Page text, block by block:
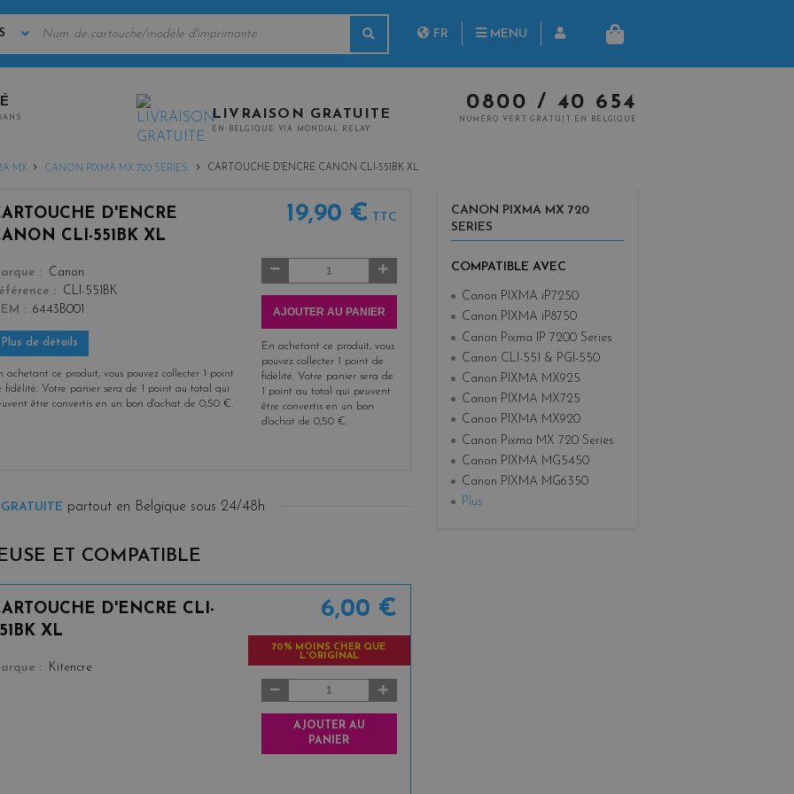
CLÉS
RechercheFR MENU
PANIER
LIVRAISON GRATUITE
EN BELGIQUE VIA MONDIAL RELAY.
0800 / 40 654
NUMÉRO VERT GRATUIT EN BELGIQUE
MX CANON PIXMA MX 720 SERIES CARTOUCHE D'ENCRE CANON CLI-551BK XL
D'ENCRE
CLI-551BK XL
Canon
CLI-551BK
6443B001
Plus de détails
achetant ce produit, vous pouvez collecter
point
fidélité. Votre panier sera de point au total qui
être convertis en un bon d'achat de0,50 €.
19,90 € TTC
AJOUTER AU PANIER
En achetant ce produit, vous
pouvez collecter 1 point de
fidélité. Votre panier sera de
1 point au total qui peuvent
être convertis en un bon
d'achat de 0,50 €.
partout en Belgique sous 24/48h
ET COMPATIBLE
D'ENCRE CLI-
XL
Kitencre
6,00 €
70% MOINS CHER QUE
L'ORIGINAL
AJOUTER AU
PANIER
CANON PIXMA MX 720
SERIES
COMPATIBLE AVEC
Canon PIXMA iP7250
Canon PIXMA iP8750
Canon Pixma IP 7200 Series
Canon CLI-551 & PGI-550
Canon PIXMA MX925
Canon PIXMA MX725
Canon PIXMA MX920
Canon Pixma MX 720 Series
Canon PIXMA MG5450
Canon PIXMA MG6350
Plus